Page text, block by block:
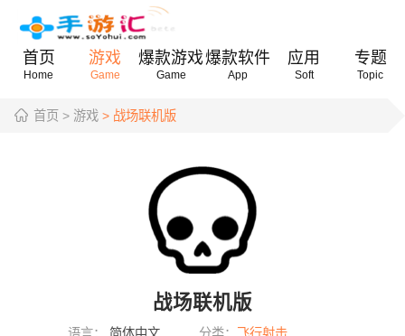
首页
Home
游戏
Game
爆款游戏
Game
爆款软件
App
应用
Soft
专题
Topic
首页 > 游戏 > 战场联机版
战场联机版
语言： 简体中文 分类： 飞行射击